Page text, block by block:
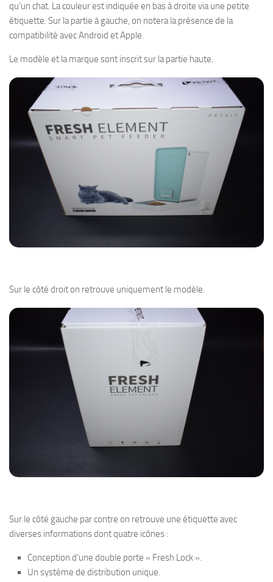
qu’un chat. La couleur est indiquée en bas à droite via une petite
étiquette. Sur la partie à gauche, on notera la présence de la
compatibilité avec Android et Apple.
Le modèle et la marque sont inscrit sur la partie haute.
Sur le côté droit on retrouve uniquement le modèle.
Sur le côté gauche par contre on retrouve une étiquette avec
diverses informations dont quatre icônes :
Conception d’une double porte « Fresh Lock ».
Un système de distribution unique.